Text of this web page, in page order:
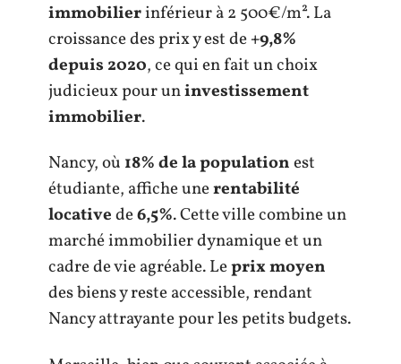
immobilierinférieur à 2 500€/m². La
croissance des prix y est de+9,8%
depuis 2020, ce qui en fait un choix
judicieux pour uninvestissement
immobilier.
Nancy, où 18% de la populationest
étudiante, affiche unerentabilité
locativede6,5%. Cette ville combine un
marché immobilier dynamique et un
cadre de vie agréable. Leprix moyen
des biens y reste accessible, rendant
Nancy attrayante pour les petits budgets.